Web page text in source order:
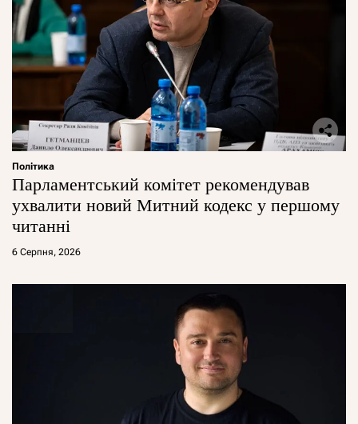
Політика
Парламентський комітет рекомендував
ухвалити новий Митний кодекс у першому
читанні
6 Серпня, 2026